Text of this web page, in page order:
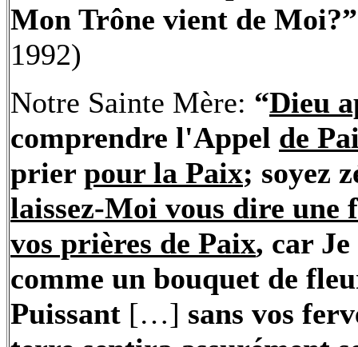
Mon Trône vient de Moi?”
1992)
Notre Sainte Mère: “Dieu
comprendre l'Appel de
prier pour la Paix; soyez
laissez-Moi vous dire une
vos prières de Paix, car
comme un bouquet de
Puissant […] sans vos